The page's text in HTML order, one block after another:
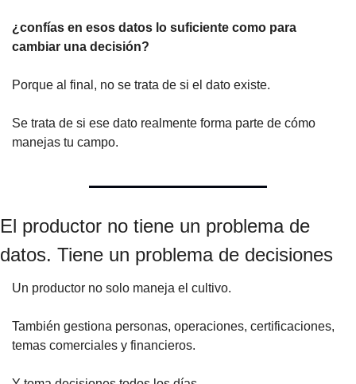
¿confías en esos datos lo suficiente como para
cambiar una decisión?
Porque al final, no se trata de si el dato existe.
Se trata de si ese dato realmente forma parte de cómo
manejas tu campo.
El productor no tiene un problema de
datos. Tiene un problema de decisiones
Un productor no solo maneja el cultivo.
También gestiona personas, operaciones, certificaciones,
temas comerciales y financieros.